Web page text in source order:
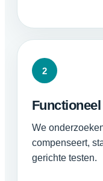
2
We
compenseert,
gerichte testen.